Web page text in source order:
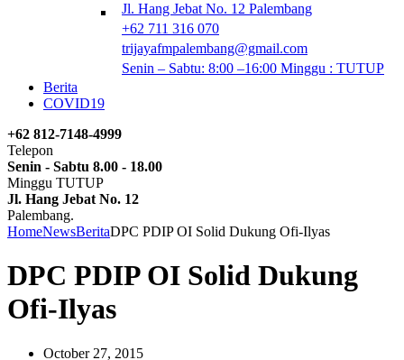
Jl. Hang Jebat No. 12 Palembang
+62 711 316 070
trijayafmpalembang@gmail.com
Senin – Sabtu: 8:00 –16:00 Minggu : TUTUP
Berita
COVID19
+62 812-7148-4999
Telepon
Senin - Sabtu 8.00 - 18.00
Minggu TUTUP
Jl. Hang Jebat No. 12
Palembang.
HomeNewsBeritaDPC PDIP OI Solid Dukung Ofi-Ilyas
DPC PDIP OI Solid Dukung
Ofi-Ilyas
October 27, 2015